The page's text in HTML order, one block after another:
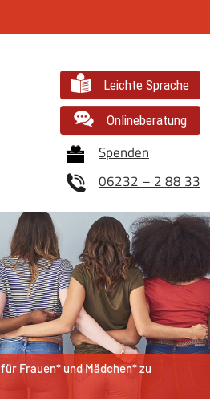
Leichte Sprache
Onlineberatung
Spenden
06232 – 2 88 33
für Frauen* und Mädchen*zu